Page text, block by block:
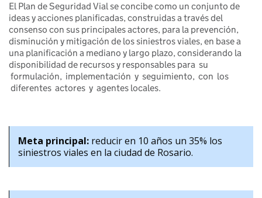
El Plan de Seguridad Vial se concibe como un conjunto de
ideas y acciones planificadas, construidas a través del
consenso con sus principales actores, para la prevención,
disminución y mitigación de los siniestros viales, en base a
una planificación a mediano y largo plazo, considerando la
disponibilidad de recursos y responsables para su
formulación, implementación y seguimiento, con los
diferentes actores y agentes locales.
Meta principal: reducir en 10 años un 35% los
siniestros viales en la ciudad de Rosario.